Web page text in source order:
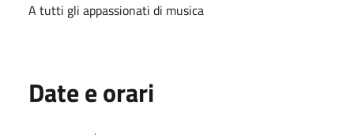
A tutti gli appassionati di musica
Date e orari